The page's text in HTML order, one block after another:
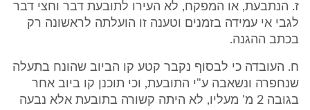
ז. הנתבעת, או המפקח, לא העירו לתובעת דבר וחצי דבר
לגבי אי עמידה בזמנים וטענה זו הועלתה לראשונה רק
בכתב ההגנה.
ח. העובדה כי לבסוף נקבר קטע קו הביוב שהונח בתעלה
שנחפרה ונשאבה ע"י התובעת, וכי תוכנן קו ביוב אחר
בגובה 2 מ' מעליו, לא היתה קשורה בתובעת אלא נבעה